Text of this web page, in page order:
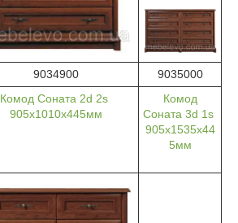
9034900
9035000
Комод Соната 2d 2s
905х1010х445мм
Комод
Соната 3d 1s
905х1535х44
5мм